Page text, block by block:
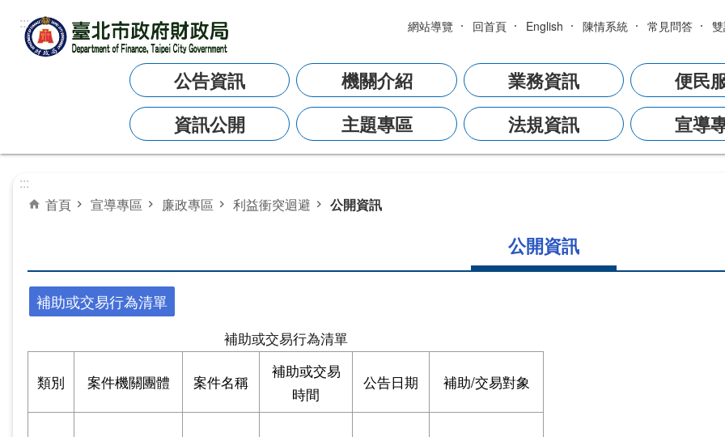
跳到主要內容區塊
::: 網站導覽 回首頁 English 陳情系統 常見問答
公告資訊 機關介紹 業務資訊
便民
資訊公開
主題專區 法規資訊 宣導
:::
首頁 宣導專區 廉政專區 利益衝突迴避 公開資訊
公開資訊
補助或交易行為清單
補助或交易行為清單
類別 案件機關團體 案件名稱
補助或交易
時間
公告日期 補助/交易對象